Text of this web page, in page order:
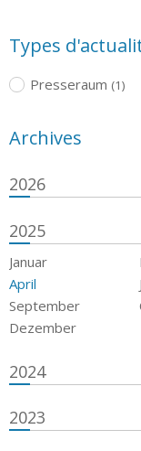
Types
Presseraum (1)
Archives
2026
2025
Januar
April
September
Dezember
2024
2023